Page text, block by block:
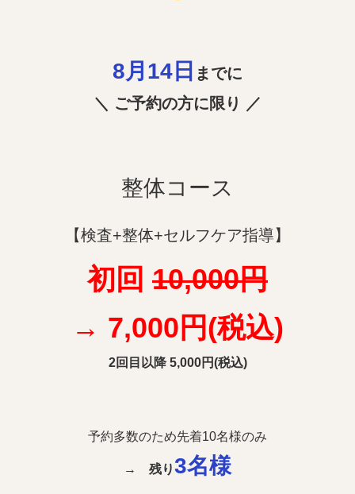
8月14 日 までに
＼ ご予約の方に限り ／
整体コース
【検査+整体+セルフケア指導】
初回 10,000円
→ 7,000円(税込)
2回目以降 5,000円(税込)
予約多数のため先着10名様のみ
→ 残り3名様